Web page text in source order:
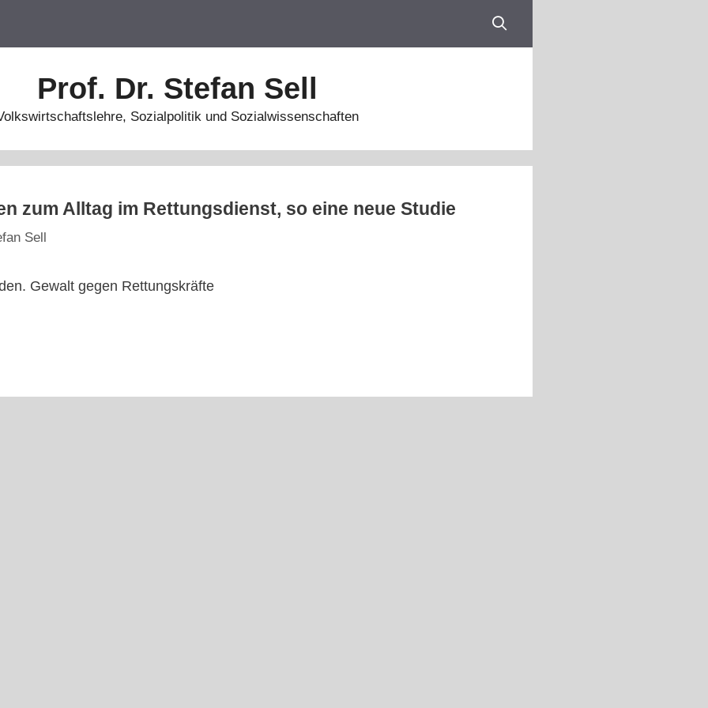
Prof. Dr. Stefan Sell
Sozialpolitik und Sozialwissenschaften
zum Alltag im Rettungsdienst, so eine neue Studie
Sell
Gewalt gegen Rettungskräfte